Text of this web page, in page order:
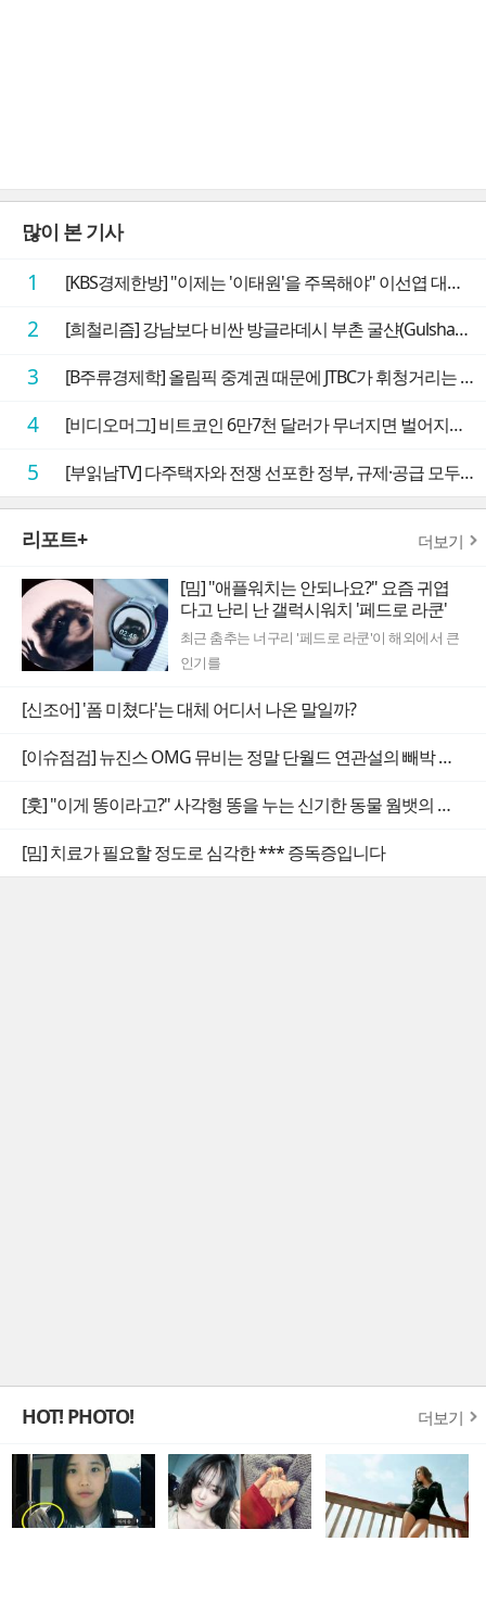
많이 본 기사
1 [KBS경제한방] "이제는 '이태원'을 주목해야" 이선엽 대표가 말하는 AI 시대 투자 성과를 가르는 지점들
2 [희철리즘] 강남보다 비싼 방글라데시 부촌 굴샨(Gulshan)의 극단적인 모습에 충격을 받다
3 [B주류경제학] 올림픽 중계권 때문에 JTBC가 휘청거리는 이유
4 [비디오머그] 비트코인 6만7천 달러가 무너지면 벌어지는 일
5 [부읽남TV] 다주택자와 전쟁 선포한 정부, 규제·공급 모두 실효성 의문
리포트+ 더보기
[밈] "애플워치는 안되나요?" 요즘 귀엽
다고 난리 난 갤럭시워치 '페드로 라쿤'
최근 춤추는 너구리 '페드로 라쿤'이 해외에서 큰
인기를
[신조어] '폼 미쳤다'는 대체 어디서 나온 말일까?
[이슈점검] 뉴진스 OMG 뮤비는 정말 단월드 연관설의 빼박 증거일까
[훗] "이게 똥이라고?" 사각형 똥을 누는 신기한 동물 웜뱃의 비밀
[밈] 치료가 필요할 정도로 심각한 *** 증독증입니다
HOT! PHOTO! 더보기